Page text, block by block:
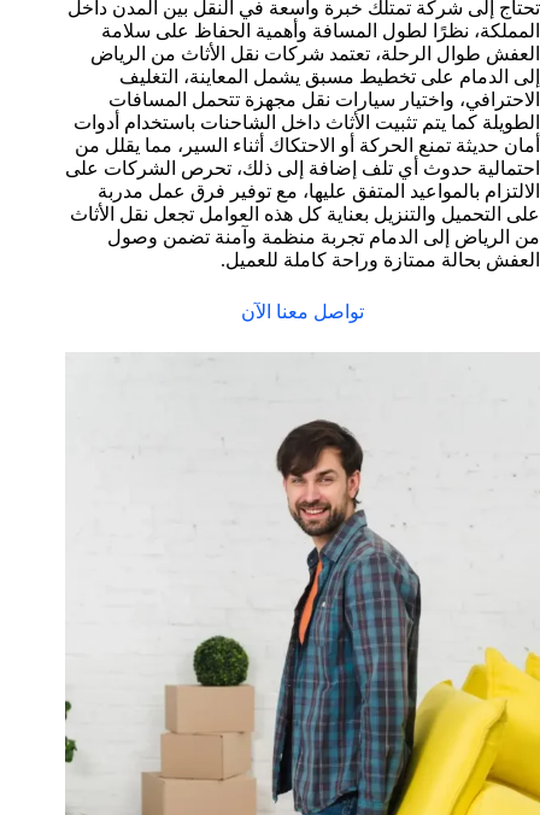
تحتاج إلى شركة تمتلك خبرة واسعة في النقل بين المدن داخل
المملكة، نظرًا لطول المسافة وأهمية الحفاظ على سلامة
العفش طوال الرحلة، تعتمد شركات نقل الأثاث من الرياض
إلى الدمام على تخطيط مسبق يشمل المعاينة، التغليف
الاحترافي، واختيار سيارات نقل مجهزة تتحمل المسافات
الطويلة كما يتم تثبيت الأثاث داخل الشاحنات باستخدام أدوات
أمان حديثة تمنع الحركة أو الاحتكاك أثناء السير، مما يقلل من
احتمالية حدوث أي تلف إضافة إلى ذلك، تحرص الشركات على
الالتزام بالمواعيد المتفق عليها، مع توفير فرق عمل مدربة
على التحميل والتنزيل بعناية كل هذه العوامل تجعل نقل الأثاث
من الرياض إلى الدمام تجربة منظمة وآمنة تضمن وصول
العفش بحالة ممتازة وراحة كاملة للعميل.
تواصل معنا الآن